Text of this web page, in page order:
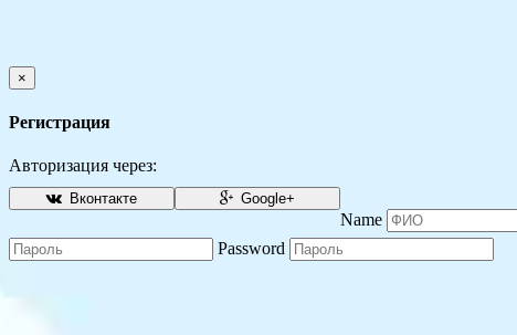
×
Регистрация
Авторизация через:
Вконтакте Google+
Name
Password